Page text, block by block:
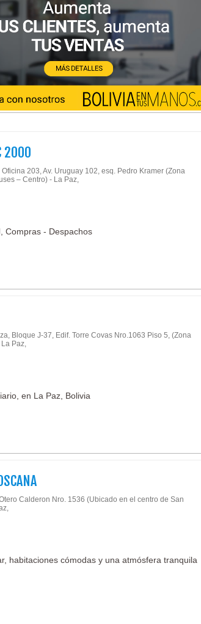
2000
Oficina 203, Av. Uruguay 102, esq. Pedro Kramer (Zona
– Centro) - La Paz,
Compras - Despachos
Bloque J-37, Edif. Torre Covas Nro.1063 Piso 5, (Zona
Paz,
en La Paz, Bolivia
Calderon Nro. 1536 (Ubicado en el centro de San
habitaciones cómodas y una atmósfera tranquila